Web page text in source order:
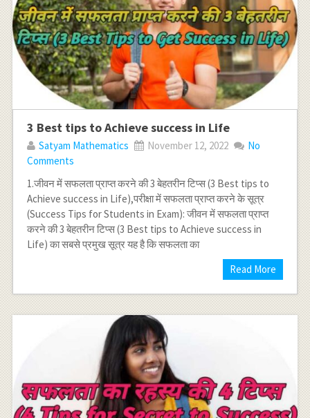
3 Best tips to Achieve success in Life
Satyam Mathematics November 12, 2022
No
Comments
1.जीवन में सफलता प्राप्त करने की 3 बेहतरीन टिप्स (3 Best tips to
Achieve success in Life),परीक्षा में सफलता प्राप्त करने के सूत्र
(Success Tips for Students in Exam): जीवन में सफलता प्राप्त
करने की 3 बेहतरीन टिप्स (3 Best tips to Achieve success in
Life) का सबसे प्रमुख सूत्र यह है कि सफलता का
Read More